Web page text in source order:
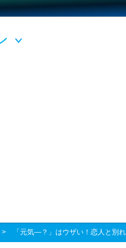
> 「元気―？」はウザい！恋人と別